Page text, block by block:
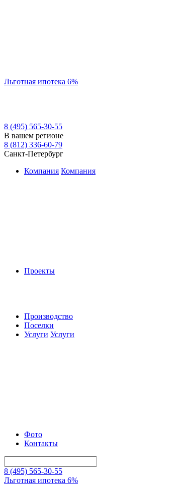
Льготная ипотека 6%
8 (495) 565-30-55
В вашем регионе
8 (812) 336-60-79
Санкт-Петербург
Компания Компания
Проекты
Производство
Поселки
Услуги Услуги
Фото
Контакты
8 (495) 565-30-55
Льготная ипотека 6%